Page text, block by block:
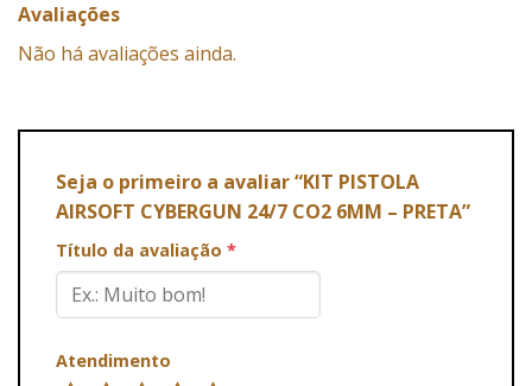
Avaliações
Não há avaliações ainda.
Seja o primeiro a avaliar “KIT PISTOLA
AIRSOFT CYBERGUN 24/7 CO2 6MM – PRETA”
Título da avaliação *
Atendimento